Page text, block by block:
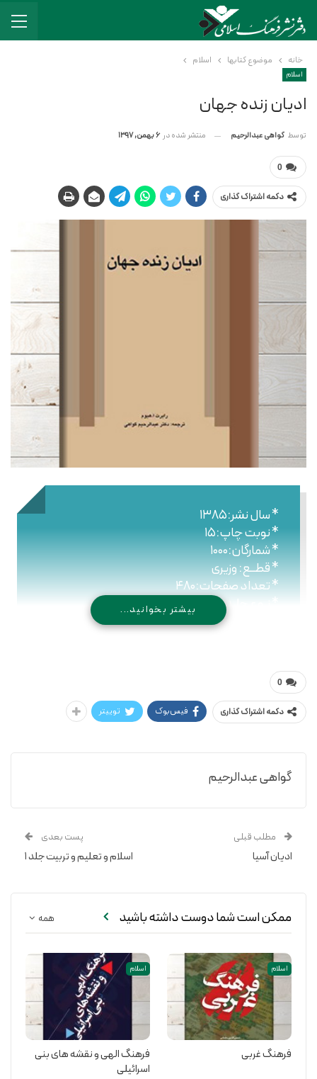
خانه موضوع کتابها اسلام
اسلام
ادیان زنده جهان
توسط گواهی عبدالرحیم منتشر شده در 6 بهمن, 1397
0
دکمه اشتراک گذاری
* سال نشر:۱۳۸۵
* نوبت چاپ:۱۵
* شمارگان:۱۰۰۰
* قطــع: وزیری
* تعداد صفحات:۴۸۰
* نـوع جلـد: شومیزبیشتر بخوانید...
0
دکمه اشتراک گذاری فیس‌بوک توییتر
گواهی عبدالرحیم
مطلب قبلی
ادیان آسیا
پست بعدی
اسلام و تعلیم و تربیت جلد ۱
همه ممکن است شما دوست داشته باشید
اسلام
فرهنگ غربی
اسلام
فرهنگ الهی و نقشه های بنی
اسرائیلی